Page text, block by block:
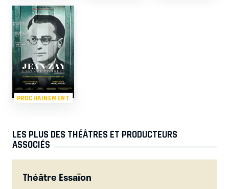
PROCHAINEMENT
LES PLUS DES THÉÂTRES ET PRODUCTEURS
ASSOCIÉS
Théâtre Essaïon